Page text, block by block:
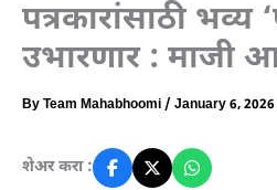
पत्रकारांसाठी भव्य
उभारणार : माजी
ByTeam Mahabhoomi/ January 6, 2026
शेअर करा :